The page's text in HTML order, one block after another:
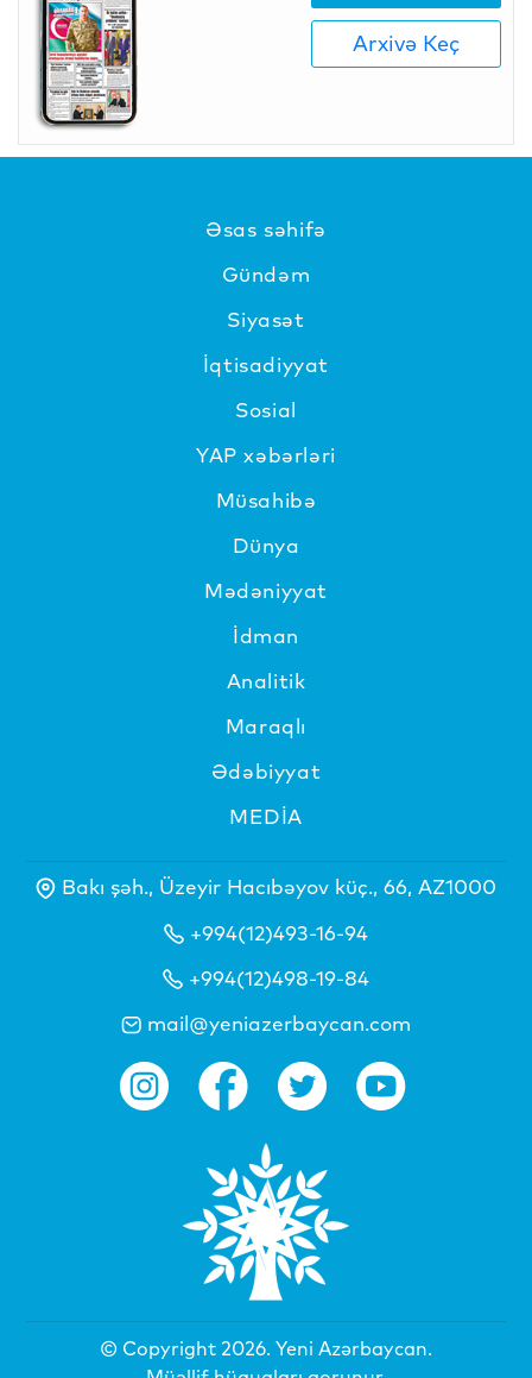
Arxivə Keç
Əsas səhifə
Gündəm
Siyasət
İqtisadiyyat
Sosial
YAP xəbərləri
Müsahibə
Dünya
Mədəniyyat
İdman
Analitik
Maraqlı
Ədəbiyyat
MEDİA
Bakı şəh., Üzeyir Hacıbəyov küç., 66, AZ1000
+994(12)493-16-94
+994(12)498-19-84
mail@yeniazerbaycan.com
© Copyright 2026. Yeni Azərbaycan.